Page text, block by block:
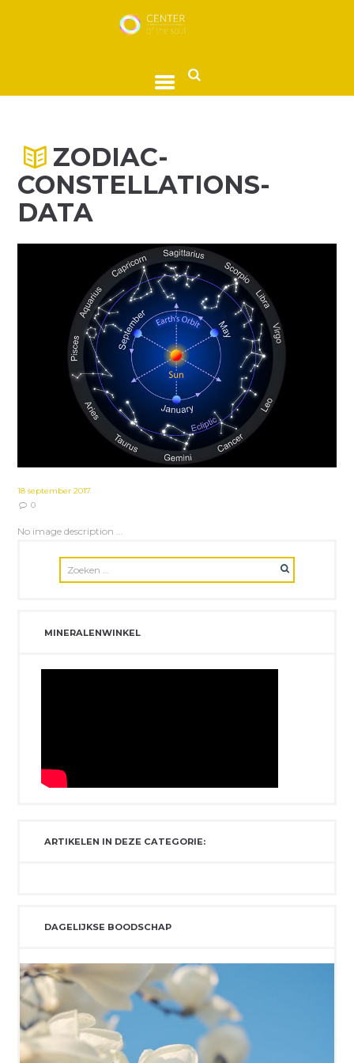
ZODIAC-
CONSTELLATIONS-
DATA
18 september 2017
0
No image description ...
MINERALENWINKEL
ARTIKELEN IN DEZE CATEGORIE:
DAGELIJKSE BOODSCHAP